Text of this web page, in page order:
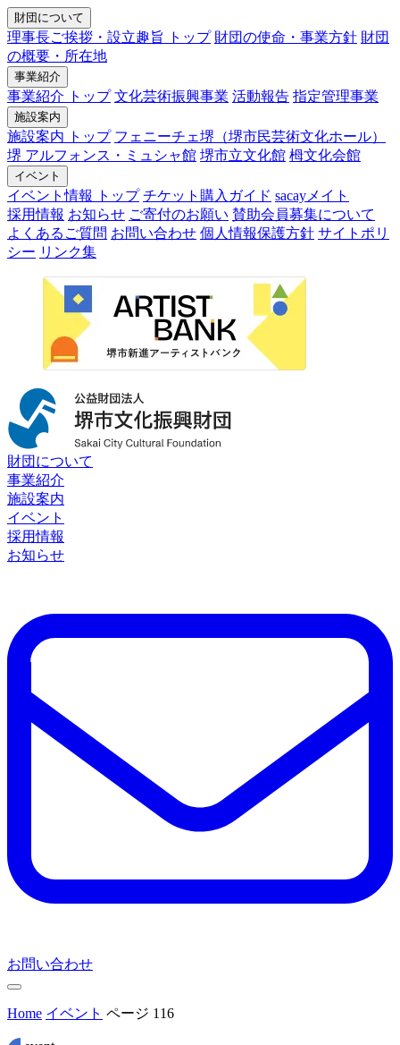
財団について
理事長ご挨拶・設立趣旨 トップ 財団の使命・事業方針 財団
の概要・所在地
事業紹介
事業紹介 トップ 文化芸術振興事業 活動報告 指定管理事業
施設案内
施設案内 トップ フェニーチェ堺（堺市民芸術文化ホール）
堺 アルフォンス・ミュシャ館 堺市立文化館 栂文化会館
イベント
イベント情報 トップ チケット購入ガイド sacayメイト
採用情報 お知らせ ご寄付のお願い 賛助会員募集について
よくあるご質問 お問い合わせ 個人情報保護方針 サイトポリ
シー リンク集
財団について
事業紹介
施設案内
イベント
採用情報
お知らせ
お問い合わせ
Home イベント ページ 116